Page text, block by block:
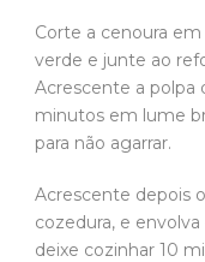
Corte a cenoura
verde e junte ao
Acrescente a polpa
minutos em lume
para não agarrar.
Acrescente depois
cozedura, e
deixe cozinhar 10